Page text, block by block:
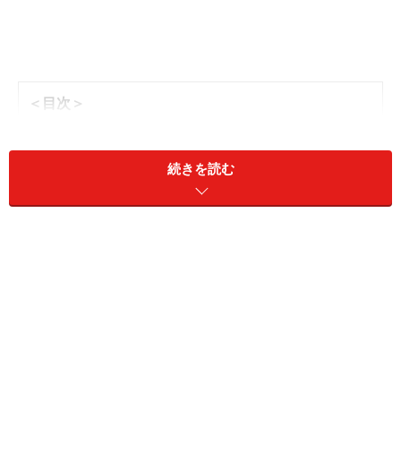
＜目次＞
うお座の運命の流れ続きを読む